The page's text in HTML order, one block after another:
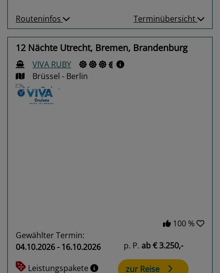
Routeninfos Terminübersicht
12 Nächte Utrecht, Bremen, Brandenburg
VIVA RUBY
Brüssel - Berlin
100 %
Gewählter Termin:
04.10.2026 - 16.10.2026
Leistungspakete
p. P. ab€ 3.250,-
zur Reise